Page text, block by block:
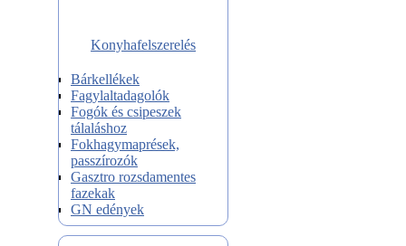
Konyhafelszerelés
Bárkellékek
Fagylaltadagolók
Fogók és csipeszek
tálaláshoz
Fokhagymaprések,
passzírozók
Gasztro rozsdamentes
fazekak
GN edények